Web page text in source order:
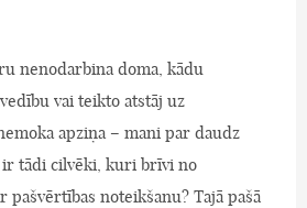
nenodarbina doma, kādu
vai teikto atstāj uz
apziņa – mani par daudz
ir tādi cilvēki, kuri brīvi no
noteikšanu? Tajā pašā